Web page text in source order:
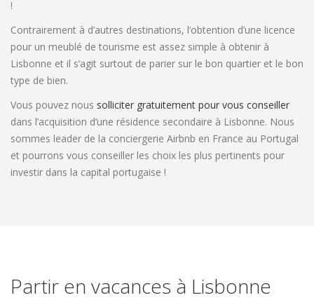
!
Contrairement à d’autres destinations, l’obtention d’une licence
pour un meublé de tourisme est assez simple à obtenir à
Lisbonne et il s’agit surtout de parier sur le bon quartier et le bon
type de bien.
Vous pouvez nous solliciter gratuitement pour vous conseiller
dans l’acquisition d’une résidence secondaire à Lisbonne. Nous
sommes leader de la conciergerie Airbnb en France au Portugal
et pourrons vous conseiller les choix les plus pertinents pour
investir dans la capital portugaise !
Partir en vacances à Lisbonne